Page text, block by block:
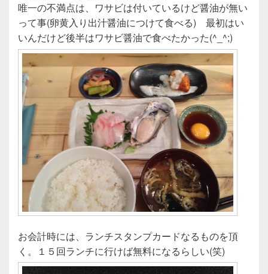
唯一の不満点は、ワサビは付いているけど醤油が無い
って事(卵黄入り出汁醤油につけて食べる) 最初はい
いんだけど後半はワサビ醤油で食べたかった(^_^;)
お会計時には、ランチスタンプカードなるものを頂
く。１５回ランチに行けば無料になるらしい(笑)